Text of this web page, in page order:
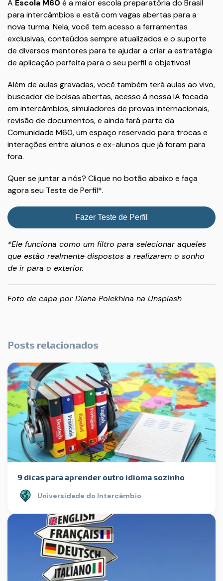
A Escola M60 é a maior escola preparatória do Brasil
para intercâmbios e está com vagas abertas para a
nova turma. Nela, você tem acesso a ferramentas
exclusivas, conteúdos sempre atualizados e o suporte
de diversos mentores para te ajudar a criar a estratégia
de aplicação perfeita para o seu perfil e objetivos!
Além de aulas gravadas, você também terá aulas ao vivo,
buscador de bolsas abertas, acesso à nossa IA focada
em intercâmbios, simuladores de provas internacionais,
revisão de documentos, e ainda fará parte da
Comunidade M60, um espaço reservado para trocas e
interações entre alunos e ex-alunos que já foram para
fora.
Quer se juntar a nós? Clique no botão abaixo e faça
agora seu Teste de Perfil*.
Fazer Teste de Perfil
*Ele funciona como um filtro para selecionar aqueles
que estão realmente dispostos a realizarem o sonho
de ir para o exterior.
Foto de capa porDiana Polekhina na Unsplash
Posts relacionados
9 dicas para aprender outro idioma sozinho
Universidade do Intercâmbio